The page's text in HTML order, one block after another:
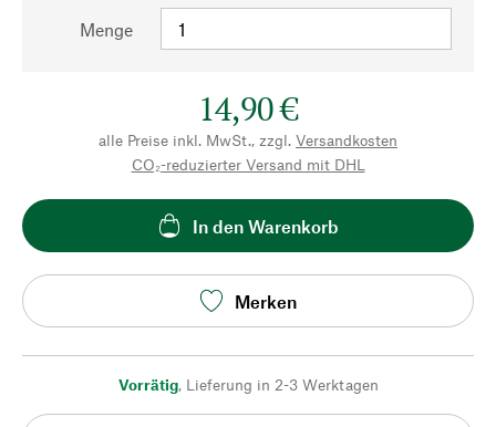
Menge
14,90 €
alle Preise inkl. MwSt., zzgl. Versandkosten
CO₂-reduzierter Versand mit DHL
In den Warenkorb
Merken
Vorrätig, Lieferung in 2-3 Werktagen